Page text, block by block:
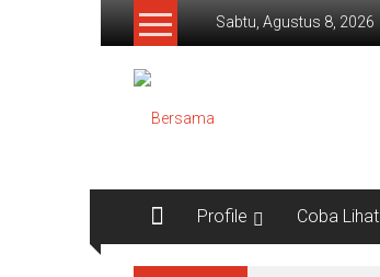
Lompat
Sabtu, Agustus 8, 2026
Bersama
Satrio
Profile Coba Lihat